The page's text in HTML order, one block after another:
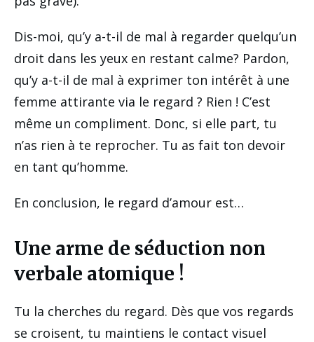
Dis-moi, qu’y a-t-il de mal à regarder quelqu’un
droit dans les yeux en restant calme? Pardon,
qu’y a-t-il de mal à exprimer ton intérêt à une
femme attirante via le regard ? Rien ! C’est
même un compliment. Donc, si elle part, tu
n’as rien à te reprocher. Tu as fait ton devoir
en tant qu’homme.
En conclusion, le regard d’amour est…
Une arme de séduction non
verbale atomique !
Tu la cherches du regard. Dès que vos regards
se croisent, tu maintiens le contact visuel